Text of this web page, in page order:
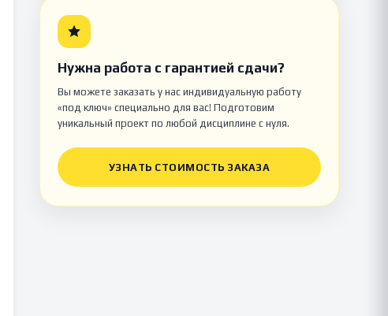
Нужна работа с гарантией сдачи?
Вы можете заказать у нас индивидуальную работу
«под ключ» специально для вас! Подготовим
уникальный проект по любой дисциплине с нуля.
УЗНАТЬ СТОИМОСТЬ ЗАКАЗА